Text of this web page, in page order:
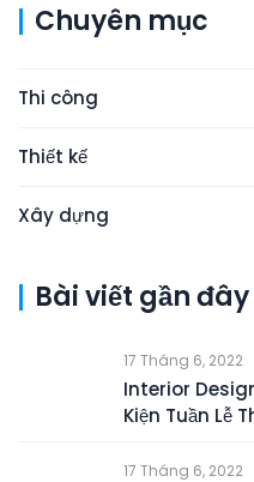
Chuyên mục
Thi công
Thiết kế
Xây dựng
Bài viết gần đây
17 Tháng 6, 2022
Interior
Kiện Tuần Lễ
17 Tháng 6, 2022